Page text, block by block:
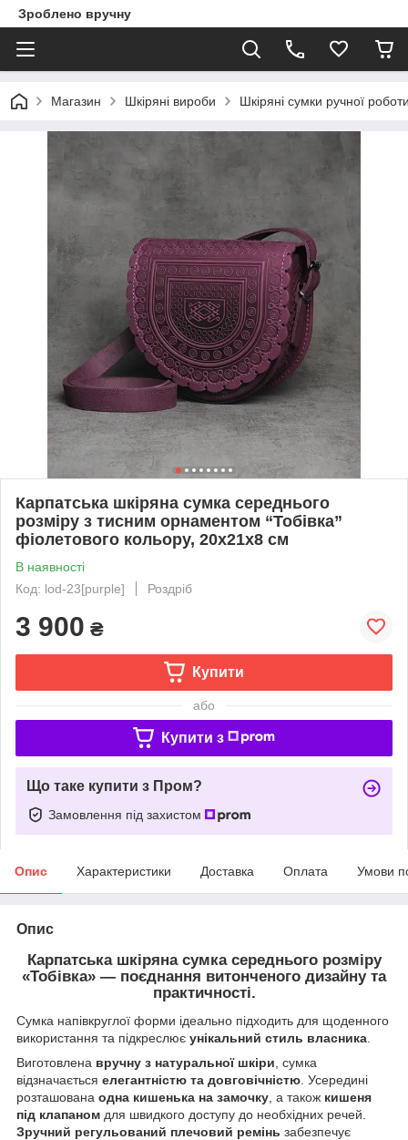
Зроблено вручну
Магазин Шкіряні вироби Шкіряні сумки ручної
Карпатська шкіряна сумка середнього
розміру з тисним орнаментом “Тобівка”
фіолетового кольору, 20х21х8 см
В наявності
Код: lod-23[purple]
Роздріб
3 900 ₴
Купити
або
Купити з
Що таке купити з Пром?
Замовлення під захистом
Опис Характеристики Доставка Оплата Умови
Опис
Карпатська шкіряна сумка середнього розміру
«Тобівка» — поєднання витонченого дизайну та
практичності.
Сумка напівкруглої форми ідеально підходить для щоденного
використання та підкреслює унікальний стиль власника
Виготовлена вручну з натуральної шкіри , сумка
відзначається елегантністю та довговічністю . Усередині
розташована одна кишенька на замочку , а також кишеня
під клапаном для швидкого доступу до необхідних речей.
Зручний регульований плечовий ремінь забезпечує